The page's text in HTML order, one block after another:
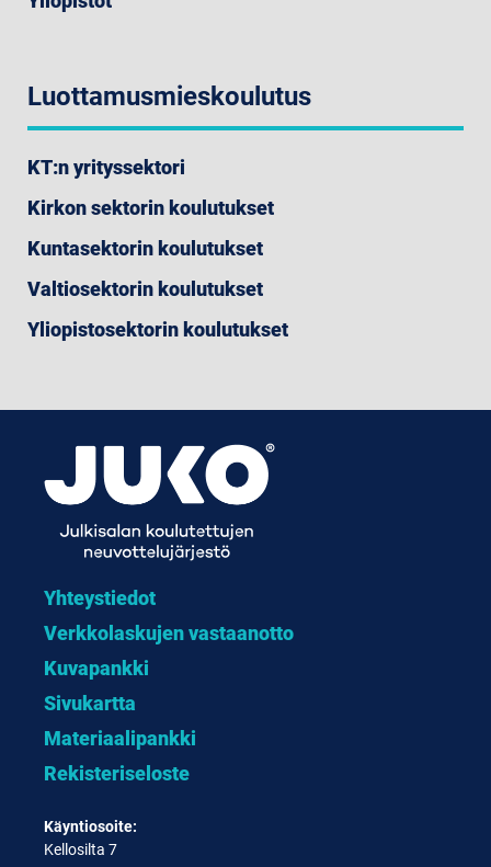
Luottamusmieskoulutus
KT:n yrityssektori
Kirkon sektorin koulutukset
Kuntasektorin koulutukset
Valtiosektorin koulutukset
Yliopistosektorin koulutukset
Yhteystiedot
Verkkolaskujen vastaanotto
Kuvapankki
Sivukartta
Materiaalipankki
Rekisteriseloste
Käyntiosoite:
Kellosilta 7